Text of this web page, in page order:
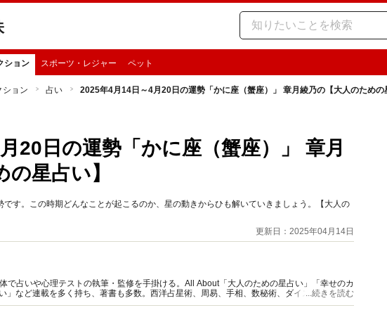
ション スポーツ・レジャー ペット
ション 占い 2025年4月14日～4月20日の運勢「かに座（蟹座）」 章月綾乃の【大人のための
20日の運勢「かに座（蟹座）」 章月
星占い】
す。この時期どんなことが起こるのか、星の動きからひも解いていきましょう。【大人の
更新日：2025年04月14日
で占いや心理テストの執筆・監修を手掛ける。All About「大人のための星占い」「幸せのカ
」など連載を多く持ち、著書も多数。西洋占星術、周易、手相、数秘術、ダイスやカード占
守備範囲は広め。
...続きを読む